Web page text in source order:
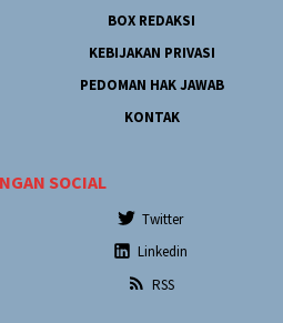
BOX REDAKSI
KEBIJAKAN PRIVASI
PEDOMAN HAK JAWAB
KONTAK
SOCIAL
Twitter
Linkedin
RSS